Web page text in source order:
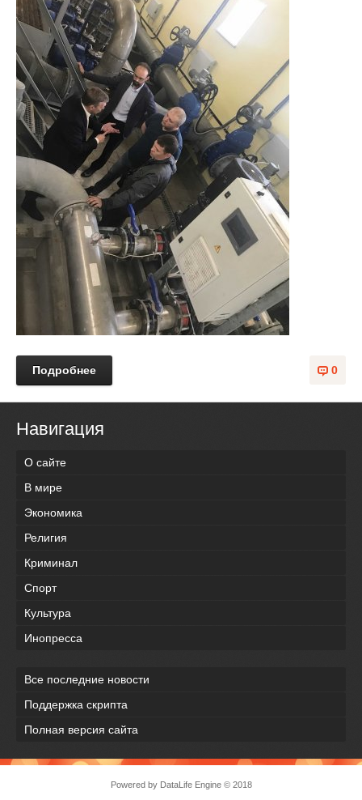
0
Подробнее
Навигация
О сайте
В мире
Экономика
Религия
Криминал
Спорт
Культура
Инопресса
Все последние новости
Поддержка скрипта
Полная версия сайта
Powered by DataLife Engine© 2018